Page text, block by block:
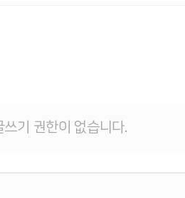
쓰기 권한이 없습니다.